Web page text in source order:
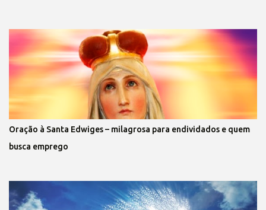
Oração à Santa Edwiges – milagrosa para endividados e quem
busca emprego